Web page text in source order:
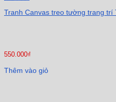
Tranh Canvas treo tường trang
550.000₫
Thêm vào giỏ